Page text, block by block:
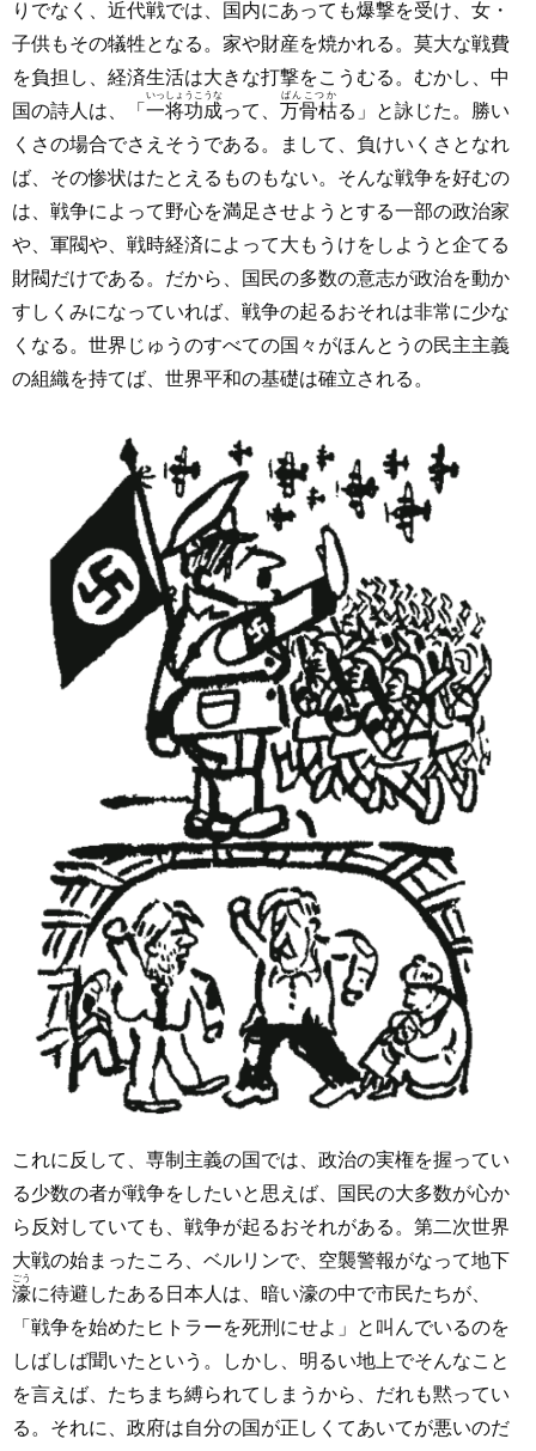
りでなく、近代戦では、国内にあっても爆撃を受け、女・
子供もその犠牲となる。家や財産を焼かれる。莫大な戦費
を負担し、経済生活は大きな打撃をこうむる。むかし、中
国の詩人は、「 一将功成
いっしょうこうな
って、 万骨枯
ばんこつか
る」と詠じた。勝い
くさの場合でさえそうである。まして、負けいくさとなれ
ば、その惨状はたとえるものもない。そんな戦争を好むの
は、戦争によって野心を満足させようとする一部の政治家
や、軍閥や、戦時経済によって大もうけをしようと企てる
財閥だけである。だから、国民の多数の意志が政治を動か
すしくみになっていれば、戦争の起るおそれは非常に少な
くなる。世界じゅうのすべての国々がほんとうの民主主義
の組織を持てば、世界平和の基礎は確立される。
これに反して、専制主義の国では、政治の実権を握ってい
る少数の者が戦争をしたいと思えば、国民の大多数が心か
ら反対していても、戦争が起るおそれがある。第二次世界
大戦の始まったころ、ベルリンで、空襲警報がなって地下
濠
ごう
に待避したある日本人は、暗い濠の中で市民たちが、
「戦争を始めたヒトラーを死刑にせよ」と叫んでいるのを
しばしば聞いたという。しかし、明るい地上でそんなこと
を言えば、たちまち縛られてしまうから、だれも黙ってい
る。それに、政府は自分の国が正しくてあいてが悪いのだ